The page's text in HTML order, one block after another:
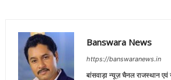
Banswara News
https://banswaranews.in
बांसवाड़ा न्यूज़ चैनल राजस्थान एवं